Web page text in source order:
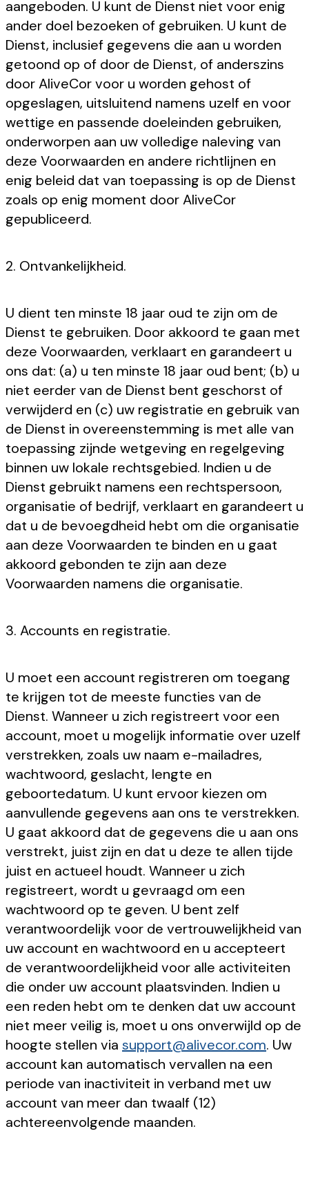
aangeboden. U kunt de Dienst niet voor enig
ander doel bezoeken of gebruiken. U kunt de
Dienst, inclusief gegevens die aan u worden
getoond op of door de Dienst, of anderszins
door AliveCor voor u worden gehost of
opgeslagen, uitsluitend namens uzelf en voor
wettige en passende doeleinden gebruiken,
onderworpen aan uw volledige naleving van
deze Voorwaarden en andere richtlijnen en
enig beleid dat van toepassing is op de Dienst
zoals op enig moment door AliveCor
gepubliceerd.
2. Ontvankelijkheid.
U dient ten minste 18 jaar oud te zijn om de
Dienst te gebruiken. Door akkoord te gaan met
deze Voorwaarden, verklaart en garandeert u
ons dat: (a) u ten minste 18 jaar oud bent; (b) u
niet eerder van de Dienst bent geschorst of
verwijderd en (c) uw registratie en gebruik van
de Dienst in overeenstemming is met alle van
toepassing zijnde wetgeving en regelgeving
binnen uw lokale rechtsgebied. Indien u de
Dienst gebruikt namens een rechtspersoon,
organisatie of bedrijf, verklaart en garandeert u
dat u de bevoegdheid hebt om die organisatie
aan deze Voorwaarden te binden en u gaat
akkoord gebonden te zijn aan deze
Voorwaarden namens die organisatie.
3. Accounts en registratie.
U moet een account registreren om toegang
te krijgen tot de meeste functies van de
Dienst. Wanneer u zich registreert voor een
account, moet u mogelijk informatie over uzelf
verstrekken, zoals uw naam e-mailadres,
wachtwoord, geslacht, lengte en
geboortedatum. U kunt ervoor kiezen om
aanvullende gegevens aan ons te verstrekken.
U gaat akkoord dat de gegevens die u aan ons
verstrekt, juist zijn en dat u deze te allen tijde
juist en actueel houdt. Wanneer u zich
registreert, wordt u gevraagd om een
wachtwoord op te geven. U bent zelf
verantwoordelijk voor de vertrouwelijkheid van
uw account en wachtwoord en u accepteert
de verantwoordelijkheid voor alle activiteiten
die onder uw account plaatsvinden. Indien u
een reden hebt om te denken dat uw account
niet meer veilig is, moet u ons onverwijld op de
hoogte stellen via support@alivecor.com. Uw
account kan automatisch vervallen na een
periode van inactiviteit in verband met uw
account van meer dan twaalf (12)
achtereenvolgende maanden.